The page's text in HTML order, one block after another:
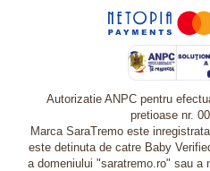
Autorizatie ANPC pentru
pretioase nr.
Marca SaraTremo este
este detinuta de catre Baby
a domeniului "saratremo.ro" sau a